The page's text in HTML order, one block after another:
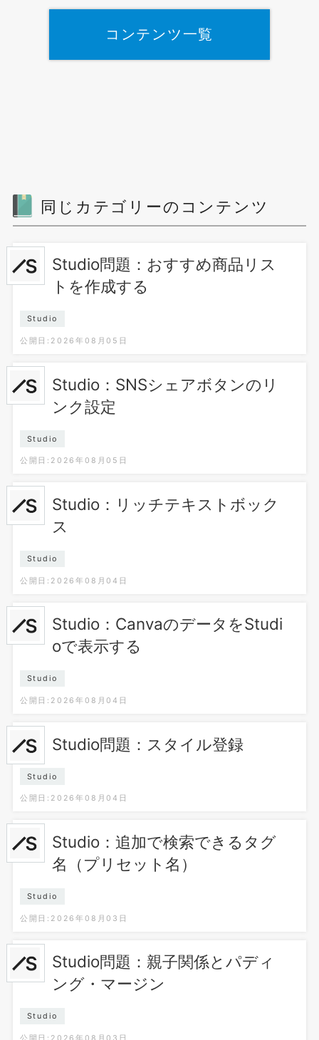
コンテンツ一覧
同じカテゴリーのコンテンツ
Studio問題：おすすめ商品リス
トを作成する
Studio
公開日:2026年08月05日
Studio：SNSシェアボタンのリ
ンク設定
Studio
公開日:2026年08月05日
Studio：リッチテキストボック
ス
Studio
公開日:2026年08月04日
Studio：CanvaのデータをStudi
oで表示する
Studio
公開日:2026年08月04日
Studio問題：スタイル登録
Studio
公開日:2026年08月04日
Studio：追加で検索できるタグ
名（プリセット名）
Studio
公開日:2026年08月03日
Studio問題：親子関係とパディ
ング・マージン
Studio